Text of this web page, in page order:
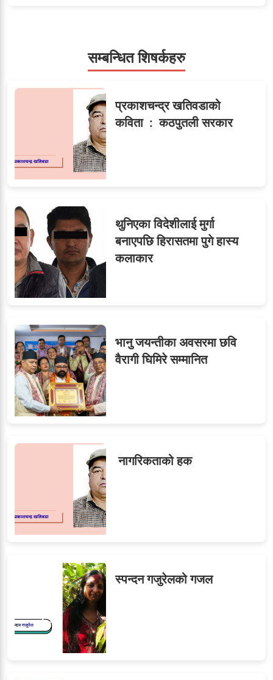
सहसचिवमा प्रथम भएका
विजयकुमार शर्माको लोकसेवा
७
८जुनियरलाई दोहोरो जिम्मेवारी,
मन्त्रालयभित्र असन्तुष्टि
९ओएनएमका नाममा अत्याचार :
सब–इन्जिनियरहरुको गम्भीर
ध्यानाकर्षण
सम्बन्धित शिषर्कहरु
प्रकाशचन्द्र खतिवडाको
कविता : कठपुतली सरकार
थुनिएका विदेशीलाई मुर्गा
बनाएपछि हिरासतमा पुगे हास्य
कलाकार
भानु जयन्तीका अवसरमा छवि
वैरागी घिमिरे सम्मानित
नागरिकताको हक
स्पन्दन गजुरेलको गजल